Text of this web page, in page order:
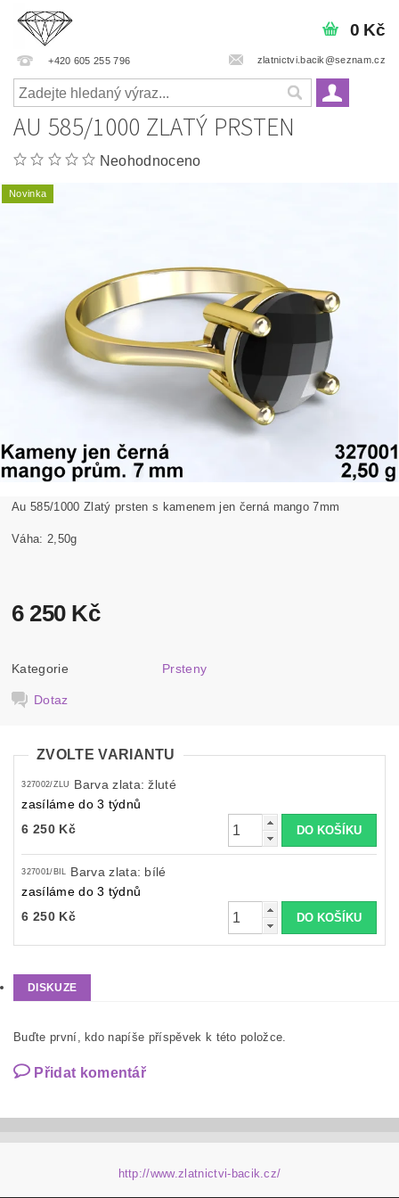
+420 605 255 796 zlatnictvi.bacik@seznam.cz
0 Kč
AU 585/1000 ZLATÝ PRSTEN
Neohodnoceno
Novinka
Au 585/1000 Zlatý prsten s kamenem jen černá mango 7mm
Váha: 2,50g
6 250 Kč
Kategorie Prsteny
Dotaz
ZVOLTE VARIANTU
327002/ZLU
Barva zlata: žluté
zasíláme do 3 týdnů
6 250 Kč
327001/BIL Barva zlata: bílé
zasíláme do 3 týdnů
6 250 Kč
DISKUZE
Buďte první, kdo napíše příspěvek k této položce.
Přidat komentář
http://www.zlatnictvi-bacik.cz/